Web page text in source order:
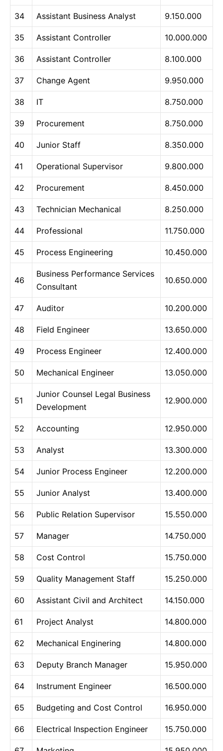
34 Assistant Business Analyst 9.150.000
35 Assistant Controller 10.000.000
36 Assistant Controller 8.100.000
37 Change Agent 9.950.000
38 IT 8.750.000
39 Procurement 8.750.000
40 Junior Staff 8.350.000
41 Operational Supervisor 9.800.000
42 Procurement 8.450.000
43 Technician Mechanical 8.250.000
44 Professional 11.750.000
45 Process Engineering 10.450.000
46
Business Performance Services
Consultant
10.650.000
47 Auditor 10.200.000
48 Field Engineer 13.650.000
49 Process Engineer 12.400.000
50 Mechanical Engineer 13.050.000
51
Junior Counsel Legal Business
Development
12.900.000
52 Accounting 12.950.000
53 Analyst 13.300.000
54 Junior Process Engineer 12.200.000
55 Junior Analyst 13.400.000
56 Public Relation Supervisor 15.550.000
57 Manager 14.750.000
58 Cost Control 15.750.000
59 Quality Management Staff 15.250.000
60 Assistant Civil and Architect 14.150.000
61 Project Analyst 14.800.000
62 Mechanical Enginering 14.800.000
63 Deputy Branch Manager 15.950.000
64 Instrument Engineer 16.500.000
65 Budgeting and Cost Control 16.950.000
66 Electrical Inspection Engineer 15.750.000